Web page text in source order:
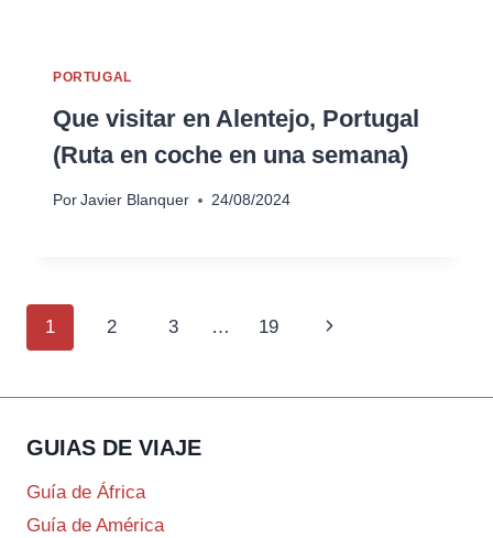
PORTUGAL
Que visitar en Alentejo, Portugal
(Ruta en coche en una semana)
Por Javier Blanquer 24/08/2024
Navegación
1 2 3 … 19
Siguiente
GUIAS DE VIAJE
Guía de África
Guía de América